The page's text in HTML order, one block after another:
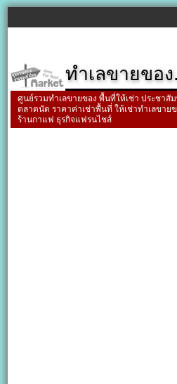
ทำเลขายขอ
ศูนย์รวมทำเลขายของ พื้นที่ให้เช่า ประชา
ตลาดนัด ราคาค่าเช่าพื้นที่ ให้เช่าทำเลขาย
ร้านกาแฟ ธุรกิจแฟรนไชส์